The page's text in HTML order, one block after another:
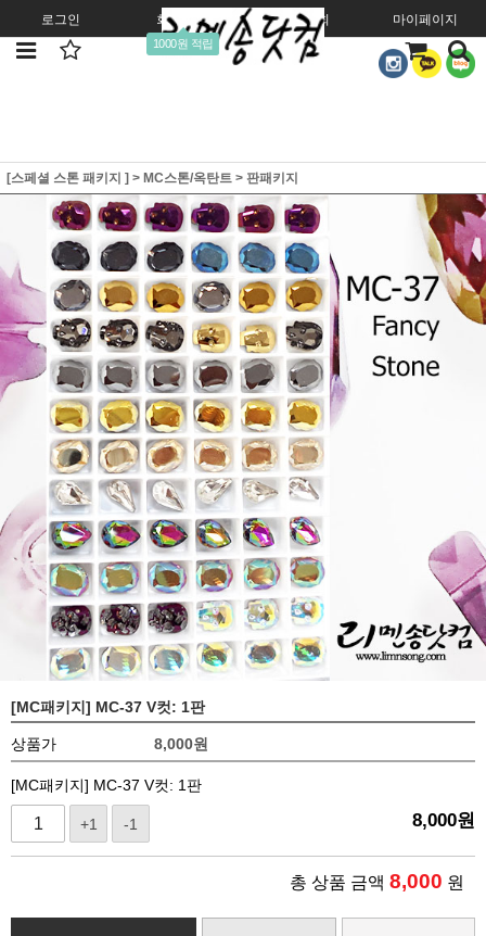
로그인 회원가입
1000원 적립
주문조회 마이페이지
[스페셜 스톤 패키지 ] > MC스톤/옥탄트 > 판패키지
[MC패키지] MC-37 V컷: 1판
상품가 8,000원
[MC패키지] MC-37 V컷: 1판
+1 -1 8,000원
총 상품 금액 8,000 원